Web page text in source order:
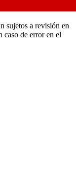
sujetos a revisión en
caso de error en el